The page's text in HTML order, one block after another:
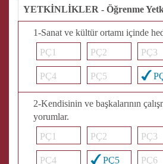
YETKİNLİKLER - Öğrenme
1-Sanat ve kültür ortamı içinde
PÇ1
PÇ2 PÇ3
PÇ4 PÇ5
2-Kendisinin ve başkalarının
yorumlar.
PÇ1
PÇ2 PÇ3
PÇ4 PÇ5 PÇ6